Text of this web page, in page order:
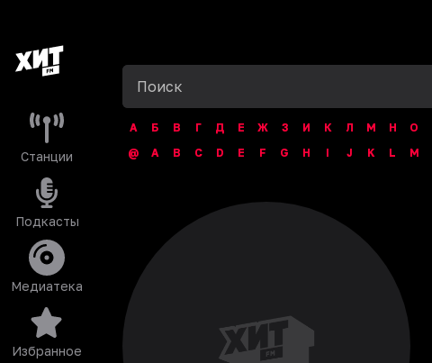
Станции
Подкасты
Медиатека
Избранное
А Б В Г Д Е Ж З И К Л М Н О
@
A B C D E F G H I J K L M